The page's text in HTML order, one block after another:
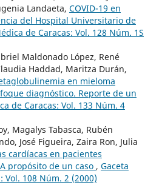
Landaeta, COVID-19 en
del Hospital Universitario de
de Caracas: Vol. 128 Núm. 1S
Maldonado López, René
Haddad, Maritza Durán,
en mieloma
diagnóstico. Reporte de un
de Caracas: Vol. 133 Núm. 4
Magalys Tabasca, Rubén
José Figueira, Zaira Ron, Julia
cardíacas en pacientes
propósito de un caso , Gaceta
Vol. 108 Núm. 2 (2000)